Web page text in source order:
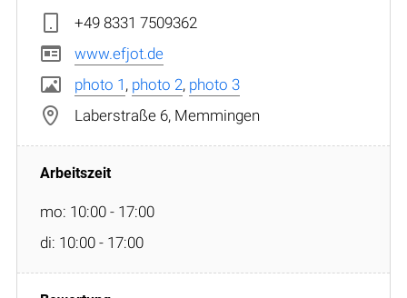
+49 8331 7509362
www.efjot.de
photo 1 , photo 2, photo 3
Laberstraße 6, Memmingen
mo: 10:00 - 17:00
di: 10:00 - 17:00